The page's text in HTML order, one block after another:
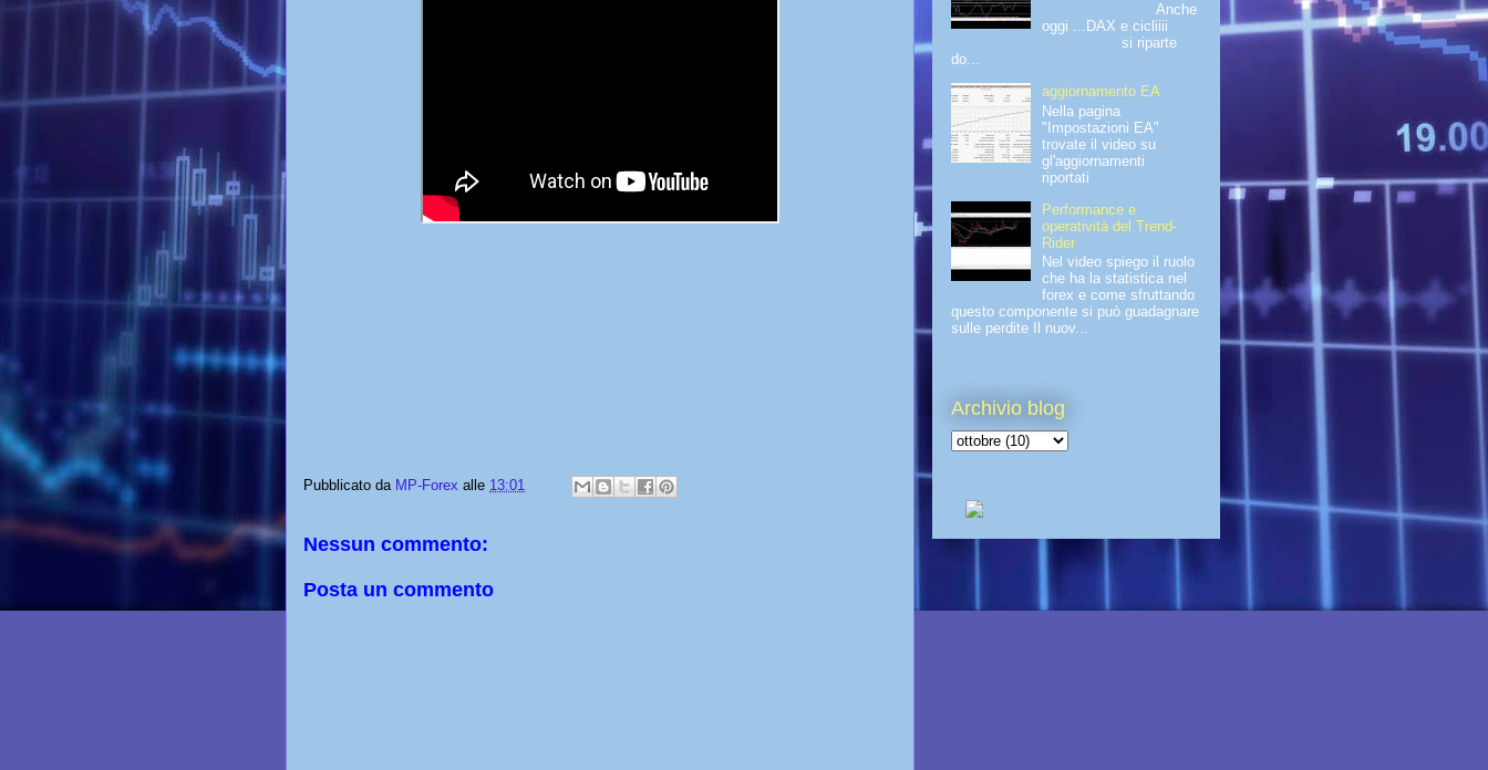
Pubblicato da MP-Forex alle 13:01
Nessun commento:
Posta un commento
Anche
oggi ...DAX e cicliiii
si riparte
do...
aggiornamento EA
Nella pagina
"Impostazioni EA"
trovate il video su
gl'aggiornamenti
riportati
Performance e
operatività del Trend-
Rider
Nel video spiego il ruolo
che ha la statistica nel
forex e come sfruttando
questo componente si può guadagnare
sulle perdite Il nuov...
Archivio blog